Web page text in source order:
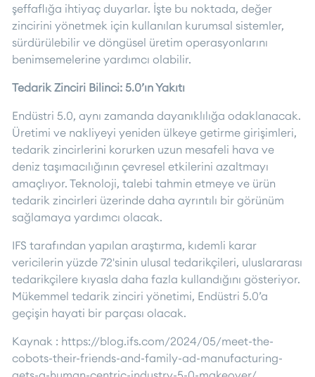
şeffaflığa ihtiyaç duyarlar. İşte bu noktada, değer
zincirini yönetmek için kullanılan kurumsal sistemler,
sürdürülebilir ve döngüsel üretim operasyonlarını
benimsemelerine yardımcı olabilir.
Tedarik Zinciri Bilinci: 5.0’ın Yakıtı
Endüstri 5.0, aynı zamanda dayanıklılığa odaklanacak.
Üretimi ve nakliyeyi yeniden ülkeye getirme girişimleri,
tedarik zincirlerini korurken uzun mesafeli hava ve
deniz taşımacılığının çevresel etkilerini azaltmayı
amaçlıyor. Teknoloji, talebi tahmin etmeye ve ürün
tedarik zincirleri üzerinde daha ayrıntılı bir görünüm
sağlamaya yardımcı olacak.
IFS tarafından yapılan araştırma, kıdemli karar
vericilerin yüzde 72'sinin ulusal tedarikçileri, uluslararası
tedarikçilere kıyasla daha fazla kullandığını gösteriyor.
Mükemmel tedarik zinciri yönetimi, Endüstri 5.0’a
geçişin hayati bir parçası olacak.
Kaynak : https://blog.ifs.com/2024/05/meet-the-
cobots-their-friends-and-family-ad-manufacturing-